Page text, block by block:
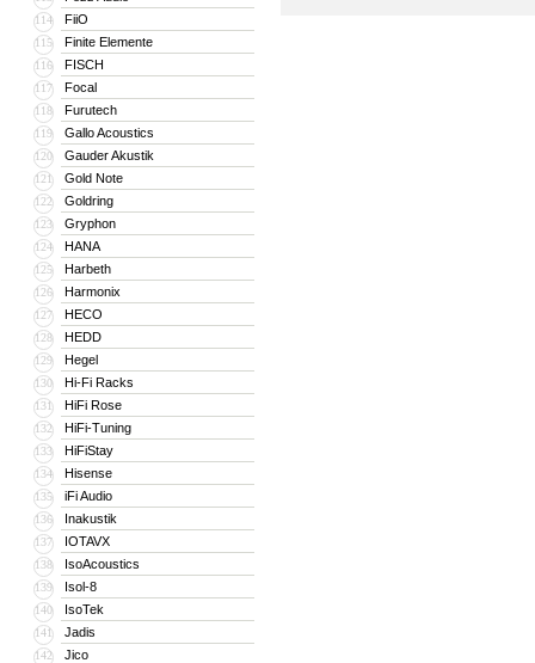
114 FiiO
115 Finite Elemente
116 FISCH
117 Focal
118 Furutech
119 Gallo Acoustics
120 Gauder Akustik
121 Gold Note
122 Goldring
123 Gryphon
124 HANA
125 Harbeth
126 Harmonix
127 HECO
128 HEDD
129 Hegel
130 Hi-Fi Racks
131 HiFi Rose
132 HiFi-Tuning
133 HiFiStay
134 Hisense
135 iFi Audio
136 Inakustik
137 IOTAVX
138 IsoAcoustics
139 Isol-8
140 IsoTek
141 Jadis
142 Jico